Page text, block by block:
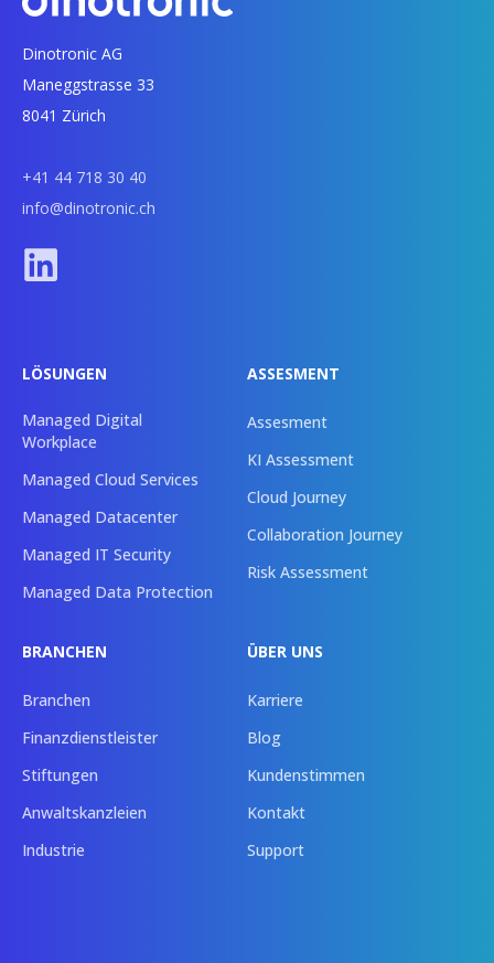
Dinotronic AG
Maneggstrasse 33
8041 Zürich
+41 44 718 30 40
info@dinotronic.ch
LÖSUNGEN
Managed Digital
Workplace
Managed Cloud Services
Managed Datacenter
Managed IT Security
Managed Data Protection
ASSESMENT
Assesment
KI Assessment
Cloud Journey
Collaboration Journey
Risk Assessment
BRANCHEN
Branchen
Finanzdienstleister
Stiftungen
Anwaltskanzleien
Industrie
ÜBER UNS
Karriere
Blog
Kundenstimmen
Kontakt
Support